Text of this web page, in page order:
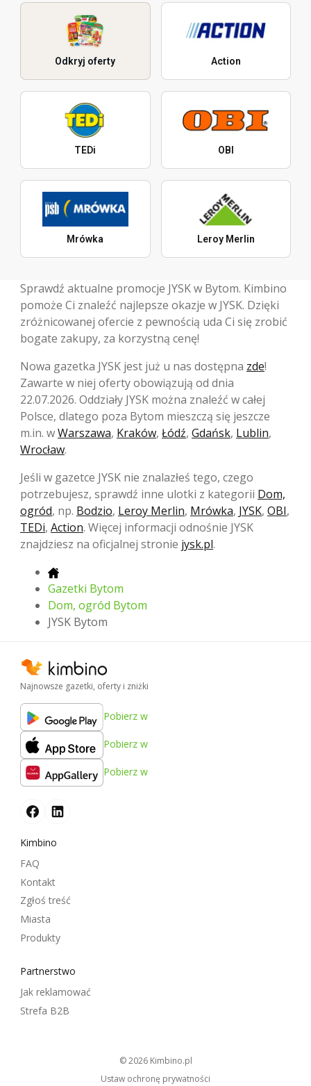
Odkryj oferty Action
TEDi OBI
Mrówka Leroy Merlin
Sprawdź aktualne promocje JYSK w Bytom. Kimbino
pomoże Ci znaleźć najlepsze okazje w JYSK. Dzięki
zróżnicowanej ofercie z pewnością uda Ci się zrobić
bogate zakupy, za korzystną cenę!
Nowa gazetka JYSK jest już u nas dostępna zde!
Zawarte w niej oferty obowiązują od dnia
22.07.2026. Oddziały JYSK można znaleźć w całej
Polsce, dlatego poza Bytom mieszczą się jeszcze
m.in. wWarszawa, Kraków, Łódź, Gdańsk, Lublin,
Wrocław.
Jeśli w gazetce JYSK nie znalazłeś tego, czego
potrzebujesz, sprawdź inne ulotki z kategorii Dom,
ogród, np. Bodzio, Leroy Merlin, Mrówka, JYSK, OBI,
TEDi, Action. Więcej informacji odnośnie JYSK
znajdziesz na oficjalnej stronie jysk.pl.
Gazetki Bytom
Dom, ogród Bytom
JYSK Bytom
Najnowsze gazetki, oferty i zniżki
Pobierz w
Pobierz w
Pobierz w
Kimbino
FAQ
Kontakt
Zgłoś treść
Miasta
Produkty
Partnerstwo
Jak reklamować
Strefa B2B
© 2026 kimbino.pl
Ustaw ochronę prywatności